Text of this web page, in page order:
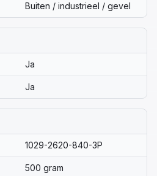
Buiten / industrieel / gevel
Ja
Ja
1029-2620-840-3P
500 gram